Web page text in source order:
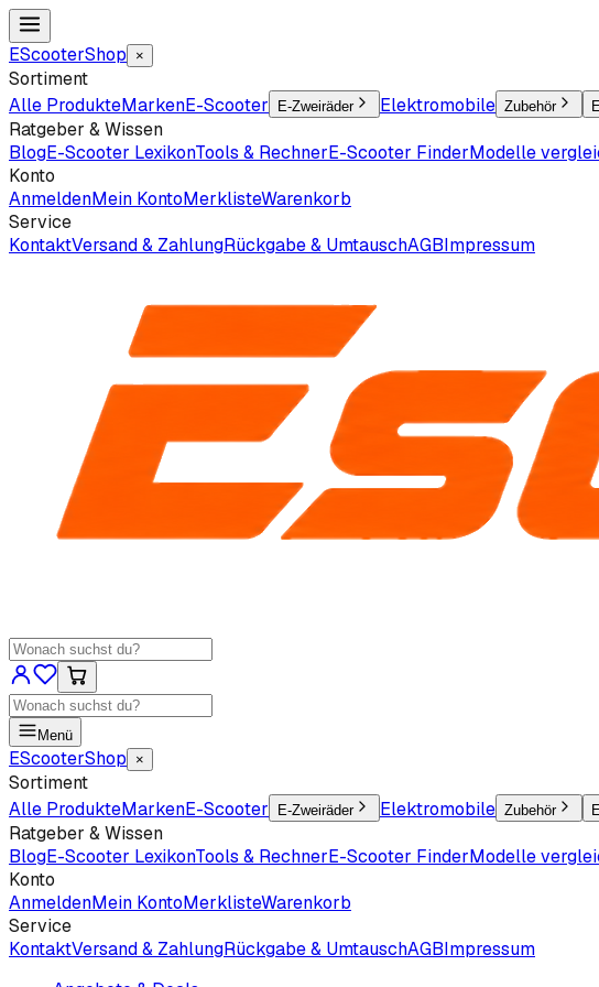
EScooterShop ×
Sortiment
Alle ProdukteMarkenE-Scooter E-Zweiräder Elektromobile Zubehör
Ratgeber & Wissen
BlogE-Scooter LexikonTools & RechnerE-Scooter FinderModelle
Konto
AnmeldenMein KontoMerklisteWarenkorb
Service
KontaktVersand & ZahlungRückgabe & UmtauschAGBImpressum
Menü
EScooterShop ×
Sortiment
Alle ProdukteMarkenE-Scooter E-Zweiräder Elektromobile Zubehör
Ratgeber & Wissen
BlogE-Scooter LexikonTools & RechnerE-Scooter FinderModelle
Konto
AnmeldenMein KontoMerklisteWarenkorb
Service
KontaktVersand & ZahlungRückgabe & UmtauschAGBImpressum